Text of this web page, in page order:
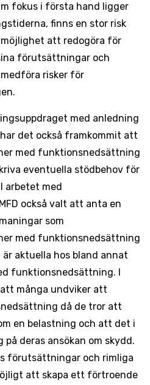
fokus i första hand ligger
finns en stor risk
att redogöra för
förutsättningar och
risker för
med anledning
det också framkommit att
med funktionsnedsättning
eventuella stödbehov för
arbetet med
också valt att anta en
som
med funktionsnedsättning
aktuella hos bland annat
funktionsnedsättning. I
många undviker att
då de tror att
en belastning och att det i
deras ansökan om skydd.
förutsättningar och rimliga
att skapa ett förtroende